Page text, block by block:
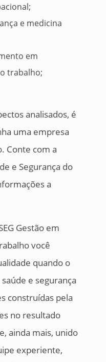
e medicina
em
trabalho;
analisados, é
uma empresa
Conte com a
e Segurança do
a
Gestão em
você
quando o
e segurança
construídas pela
no resultado
ainda mais, unido
experiente,